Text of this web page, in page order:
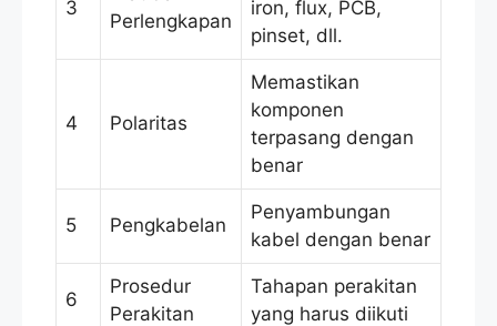
3
Perlengkapan
iron, flux, PCB,
pinset, dll.
4 Polaritas
Memastikan
komponen
terpasang dengan
benar
5 Pengkabelan
Penyambungan
kabel dengan benar
6
Prosedur
Perakitan
Tahapan perakitan
yang harus diikuti